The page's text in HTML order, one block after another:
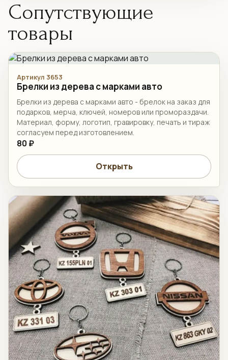
Сопутствующие
товары
Артикул 3653
Брелки из дерева с марками авто
Брелки из дерева с марками авто - брелок на заказ для
подарков, мерча, ключей, номеров или промораздачи.
Материал, форму, логотип, гравировку, печать и тираж
согласуем перед изготовлением.
80 ₽
Открыть